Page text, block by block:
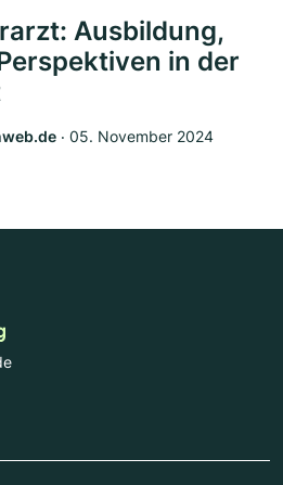
Ausbildung,
in der
‧ 05. November 2024